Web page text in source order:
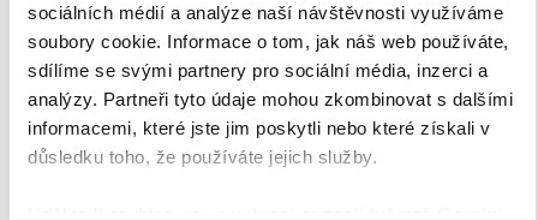
sociálních médií a analýze naší návštěvnosti využíváme
soubory cookie. Informace o tom, jak náš web používáte,
sdílíme se svými partnery pro sociální média, inzerci a
analýzy. Partneři tyto údaje mohou zkombinovat s dalšími
informacemi, které jste jim poskytli nebo které získali v
důsledku toho, že používáte jejich služby.